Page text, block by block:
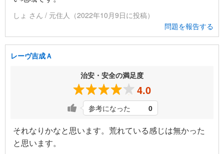
しょ さん / 元住人（2022年10月9日に投稿）
問題を報告する
レーヴ吉成Ａ
治安・安全の満足度
4.0
参考になった 0
それなりかなと思います。荒れている感じは無かった
と思います。